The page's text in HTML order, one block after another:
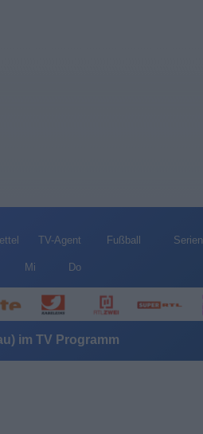
TV-Agent Fußball Serien
Mi Do
im TV Programm